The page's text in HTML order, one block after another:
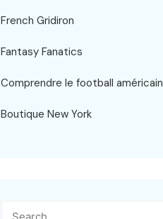
French Gridiron
Fantasy Fanatics
Comprendre le football américain
Boutique New York